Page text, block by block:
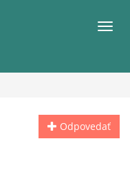
Odpovedať